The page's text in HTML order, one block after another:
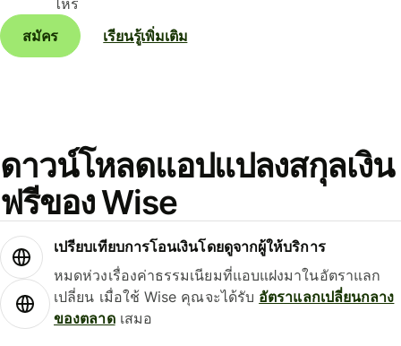
สมัคร
เรียนรู้เพิ่มเติม
ดาวน์โหลดแอปแปลงสกุลเงิน
ฟรีของ Wise
เปรียบเทียบการโอนเงินโดยดูจากผู้ให้บริการ
หมดห่วงเรื่องค่าธรรมเนียมที่แอบแฝงมาในอัตราแลก
เปลี่ยน เมื่อใช้ Wise คุณจะได้รับ อัตราแลกเปลี่ยนกลาง
ของตลาดเสมอ